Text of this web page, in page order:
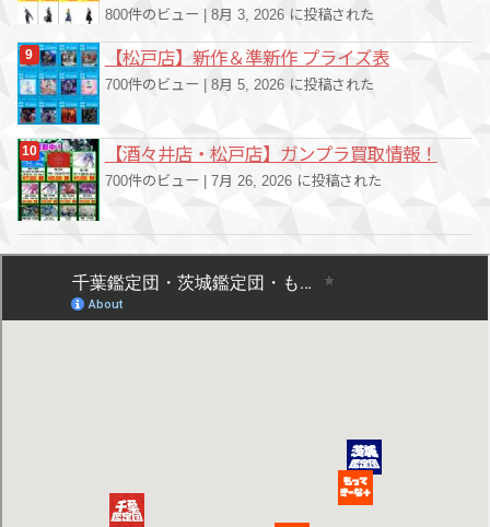
800件のビュー 8月 3, 2026 に投稿された
【松戸店】新作＆準新作 プライズ表
700件のビュー | 8月 5, 2026 に投稿された
【酒々井店・松戸店】ガンプラ買取情報！
700件のビュー 7月 26, 2026 に投稿された